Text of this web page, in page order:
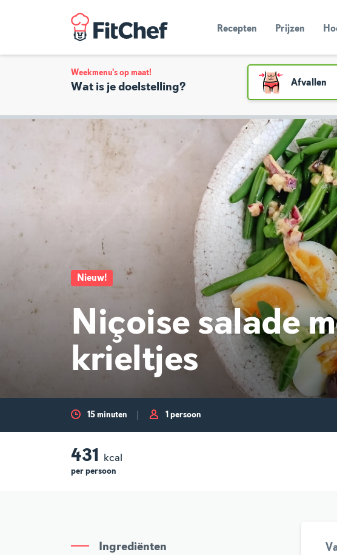
Recepten Prijzen
Weekmenu's op maat!
Wat is je doelstelling? Afvallen
Nieuw!
Niçoise salade
krieltjes
15 minuten 1 persoon
431 kcal
per persoon
Ingrediënten